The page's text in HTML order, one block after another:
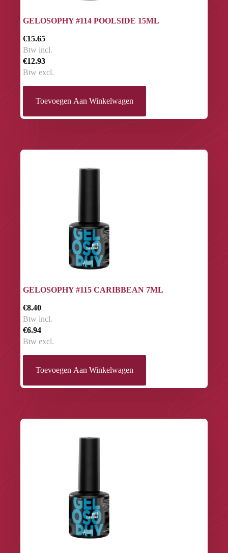
GELOSOPHY #114 POOLSIDE 15ML
€15.65
Btw incl.
€12.93
Btw excl.
Toevoegen Aan Winkelwagen
GELOSOPHY #115 CARIBBEAN 7ML
€8.40
Btw incl.
€6.94
Btw excl.
Toevoegen Aan Winkelwagen